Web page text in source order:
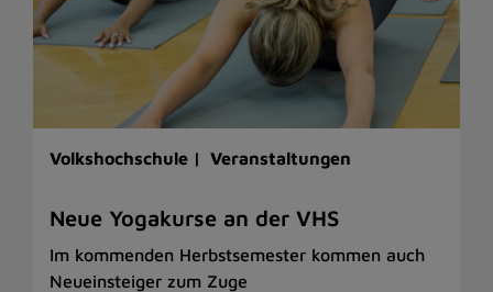
Volkshochschule | Veranstaltungen
Neue Yogakurse an der VHS
Im kommenden Herbstsemester kommen auch
Neueinsteiger zum Zuge